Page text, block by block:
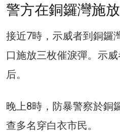
警方在銅鑼灣施
接近7時，示威者到銅鑼
口施放三枚催淚彈。示
后。
晚上8時，防暴警察於銅
查多名穿白衣市民。